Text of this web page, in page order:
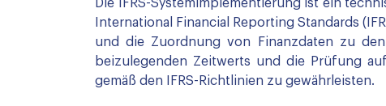
Die IFRS-Systemimplementierung ist ein
International Financial Reporting Standards
und die Zuordnung von Finanzdaten zu
beizulegenden Zeitwerts und die Prüfung
gemäß den IFRS-Richtlinien zu gewährleisten.